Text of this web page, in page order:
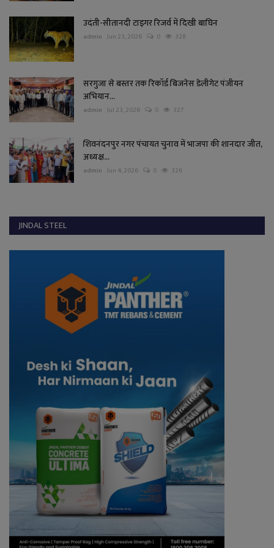
उदंती-सीतानदी टाइगर रिजर्व में दिखी बाघिन
admin Jun 23, 2026 0 328
सरगुजा से बस्तर तक रिकॉर्ड बिजनेस डेलीगेट पंजीयन
अभियान...
admin Jul 23, 2026 0 327
शिवनंदनपुर नगर पंचायत चुनाव में भाजपा की शानदार जीत,
अध्यक्ष...
admin Jun 4, 2026 0 326
JINDAL STEEL